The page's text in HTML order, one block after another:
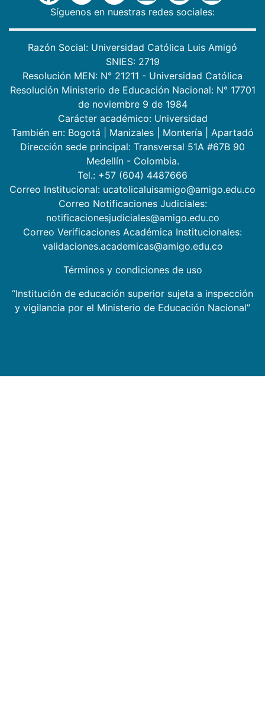
Síguenos en nuestras redes sociales:
Razón Social: Universidad Católica Luis Amigó
SNIES: 2719
Resolución MEN: N° 21211 - Universidad Católica
Resolución Ministerio de Educación Nacional: N° 17701
de noviembre 9 de 1984
Carácter académico: Universidad
También en: Bogotá Manizales Montería
Apartadó
Dirección sede principal: Transversal 51A #67B 90
Medellín - Colombia.
Tel.: +57 (604) 4487666
Correo Institucional: ucatolicaluisamigo@amigo.edu.co
Correo Notificaciones Judiciales:
notificacionesjudiciales@amigo.edu.co
Correo Verificaciones Académica Institucionales:
validaciones.academicas@amigo.edu.co
Términos y condiciones de uso
“Institución de educación superior sujeta a inspección
y vigilancia por el Ministerio de Educación Nacional”